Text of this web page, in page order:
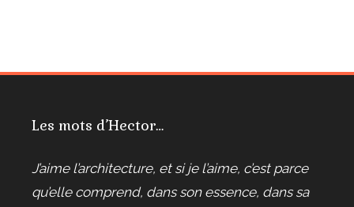
Les mots d’Hector…
J’aime l’architecture, et si je l’aime, c’est parce
qu’elle comprend, dans son essence, dans sa